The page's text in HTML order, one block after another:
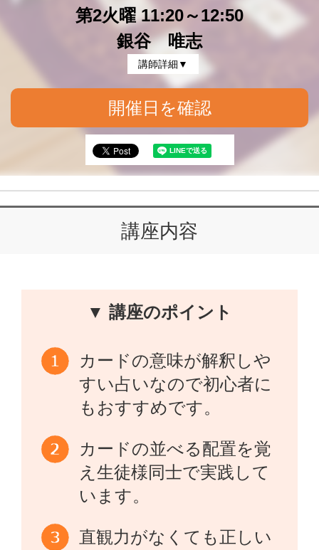
第2火曜 11:20～12:50
銀谷 唯志
講師詳細▼
開催日を確認
講座内容
▼ 講座のポイント
カードの意味が解釈しや
すい占いなので初心者に
もおすすめです。
カードの並べる配置を覚
え生徒様同士で実践して
います。
直観力がなくても正しい